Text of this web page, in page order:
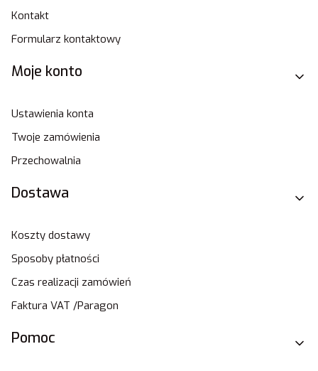
Kontakt
Formularz kontaktowy
Moje konto
Ustawienia konta
Twoje zamówienia
Przechowalnia
Dostawa
Koszty dostawy
Sposoby płatności
Czas realizacji zamówień
Faktura VAT /Paragon
Pomoc